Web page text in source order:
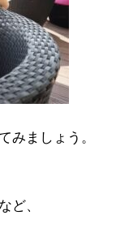
みましょう。
ど、